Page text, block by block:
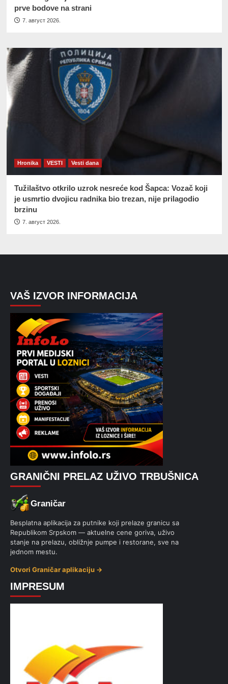
prve bodove na strani
7. август 2026.
Hronika VESTI Vesti dana
Tužilaštvo otkrilo uzrok nesreće kod Šapca: Vozač koji
je usmrtio dvojicu radnika bio trezan, nije prilagodio
brzinu
7. август 2026.
VAŠ IZVOR INFORMACIJA
GRANIČNI PRELAZ UŽIVO TRBUŠNICA
Graničar
Besplatna aplikacija za putnike koji prelaze granicu sa
Republikom Srpskom — aktuelne cene goriva, uživo
stanje na prelazu, obližnje pumpe i restorane, sve na
jednom mestu.
Otvori Graničar aplikaciju →
IMPRESUM